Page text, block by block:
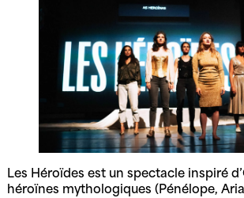
Les Héroïdes est un spectacle inspiré
héroïnes mythologiques (Pénélope,